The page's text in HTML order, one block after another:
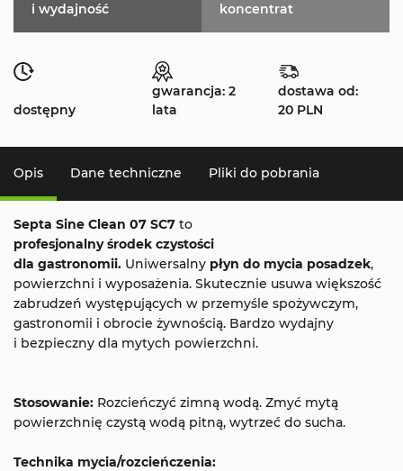
i wydajność
koncentrat
dostępny
gwarancja: 2
lata
dostawa od:
20 PLN
Opis Dane techniczne Pliki do pobrania
Septa Sine Clean 07 SC7 to
profesjonalny środek czystości
dla gastronomii. Uniwersalny płyn do mycia posadzek,
powierzchni i wyposażenia. Skutecznie usuwa większość
zabrudzeń występujących w przemyśle spożywczym,
gastronomii i obrocie żywnością. Bardzo wydajny
i bezpieczny dla mytych powierzchni.
Stosowanie: Rozcieńczyć zimną wodą. Zmyć mytą
powierzchnię czystą wodą pitną, wytrzeć do sucha.
Technika mycia/rozcieńczenia: